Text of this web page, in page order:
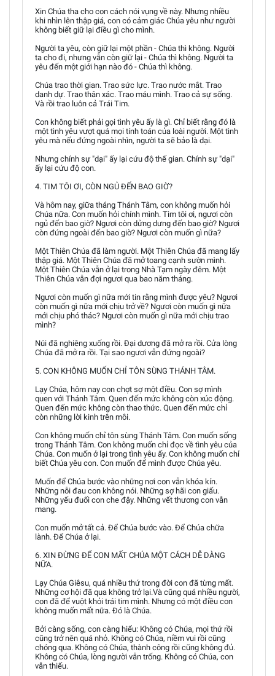
Xin Chúa tha cho con cách nói vụng về này. Nhưng nhiều
khi nhìn lên thập giá, con có cảm giác Chúa yêu như người
không biết giữ lại điều gì cho mình.
Người ta yêu, còn giữ lại một phần - Chúa thì không. Người
ta cho đi, nhưng vẫn còn giữ lại - Chúa thì không. Người ta
yêu đến một giới hạn nào đó - Chúa thì không.
Chúa trao thời gian. Trao sức lực. Trao nước mắt. Trao
danh dự. Trao thân xác. Trao máu mình. Trao cả sự sống.
Và rồi trao luôn cả Trái Tim.
Con không biết phải gọi tình yêu ấy là gì. Chỉ biết rằng đó là
một tình yêu vượt quá mọi tính toán của loài người. Một tình
yêu mà nếu đứng ngoài nhìn, người ta sẽ bảo là dại.
Nhưng chính sự "dại" ấy lại cứu độ thế gian. Chính sự "dại"
ấy lại cứu độ con.
4. TIM TÔI ƠI, CÒN NGỦ ĐẾN BAO GIỜ?
Và hôm nay, giữa tháng Thánh Tâm, con không muốn hỏi
Chúa nữa. Con muốn hỏi chính mình. Tim tôi ơi, ngươi còn
ngủ đến bao giờ? Ngươi còn dửng dưng đến bao giờ? Ngươi
còn đứng ngoài đến bao giờ? Ngươi còn muốn gì nữa?
Một Thiên Chúa đã làm người. Một Thiên Chúa đã mang lấy
thập giá. Một Thiên Chúa đã mở toang cạnh sườn mình.
Một Thiên Chúa vẫn ở lại trong Nhà Tạm ngày đêm. Một
Thiên Chúa vẫn đợi ngươi qua bao năm tháng.
Ngươi còn muốn gì nữa mới tin rằng mình được yêu? Ngươi
còn muốn gì nữa mới chịu trở về? Ngươi còn muốn gì nữa
mới chịu phó thác? Ngươi còn muốn gì nữa mới chịu trao
mình?
Núi đã nghiêng xuống rồi. Đại dương đã mở ra rồi. Cửa lòng
Chúa đã mở ra rồi. Tại sao ngươi vẫn đứng ngoài?
5. CON KHÔNG MUỐN CHỈ TÔN SÙNG THÁNH TÂM.
Lạy Chúa, hôm nay con chợt sợ một điều. Con sợ mình
quen với Thánh Tâm. Quen đến mức không còn xúc động.
Quen đến mức không còn thao thức. Quen đến mức chỉ
còn những lời kinh trên môi.
Con không muốn chỉ tôn sùng Thánh Tâm. Con muốn sống
trong Thánh Tâm. Con không muốn chỉ đọc về tình yêu của
Chúa. Con muốn ở lại trong tình yêu ấy. Con không muốn chỉ
biết Chúa yêu con. Con muốn để mình được Chúa yêu.
Muốn để Chúa bước vào những nơi con vẫn khóa kín.
Những nỗi đau con không nói. Những sợ hãi con giấu.
Những yếu đuối con che đậy. Những vết thương con vẫn
mang.
Con muốn mở tất cả. Để Chúa bước vào. Để Chúa chữa
lành. Để Chúa ở lại.
6. XIN ĐỪNG ĐỂ CON MẤT CHÚA MỘT CÁCH DỄ DÀNG
NỮA.
Lạy Chúa Giêsu, quá nhiều thứ trong đời con đã từng mất.
Những cơ hội đã qua không trở lại.Và cũng quá nhiều người,
con đã để vuột khỏi trái tim mình. Nhưng có một điều con
không muốn mất nữa. Đó là Chúa.
Bởi càng sống, con càng hiểu: Không có Chúa, mọi thứ rồi
cũng trở nên quá nhỏ. Không có Chúa, niềm vui rồi cũng
chóng qua. Không có Chúa, thành công rồi cũng không đủ.
Không có Chúa, lòng người vẫn trống. Không có Chúa, con
vẫn thiếu.